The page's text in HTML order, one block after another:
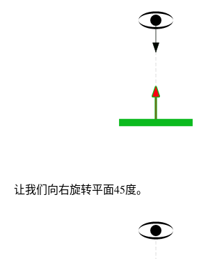
让我们向右旋转平面45度。